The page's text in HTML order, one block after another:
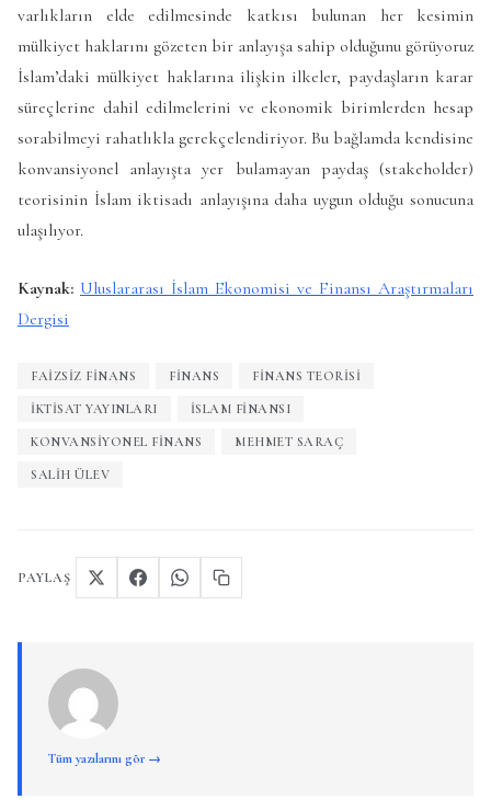
varlıkların elde edilmesinde katkısı bulunan her kesimin
mülkiyet haklarını gözeten bir anlayışa sahip olduğunu görüyoruz
İslam’daki mülkiyet haklarına ilişkin ilkeler, paydaşların karar
süreçlerine dahil edilmelerini ve ekonomik birimlerden hesap
sorabilmeyi rahatlıkla gerekçelendiriyor. Bu bağlamda kendisine
konvansiyonel anlayışta yer bulamayan paydaş (stakeholder)
teorisinin İslam iktisadı anlayışına daha uygun olduğu sonucuna
ulaşılıyor.
Kaynak: Uluslararası İslam Ekonomisi ve Finansı Araştırmaları
Dergisi
FAIZSIZ FINANS FINANS FINANS TEORISI
İKTISAT YAYINLARI ISLAM FINANSI
KONVANSIYONEL FINANS MEHMET SARAÇ
SALIH ÜLEV
PAYLAŞ
Tüm yazılarını gör →